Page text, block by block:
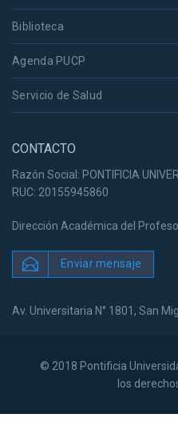
Biblioteca
Agenda PUCP
Servicio de Salud
CONTACTO
Razón Social: PONTIFICIA
RUC: 20155945860
Dirección Académica del
Enviar mensaje
Av. Universitaria N° 1801, San
© 2018 Pontificia
los